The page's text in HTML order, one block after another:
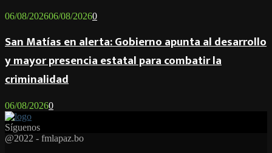
06/08/202606/08/20260
San Matías en alerta: Gobierno apunta al desarrollo
y mayor presencia estatal para combatir la
criminalidad
06/08/20260
Síguenos
Facebook
Twitter
Instagram
Youtube
Email
Twitch
Whatsapp
@2022 - fmlapaz.bo